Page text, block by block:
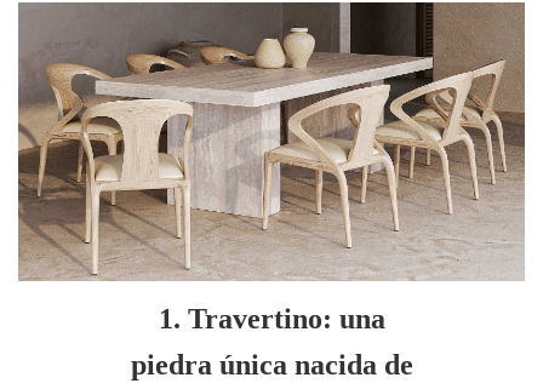
1. Travertino: una
piedra única nacida de